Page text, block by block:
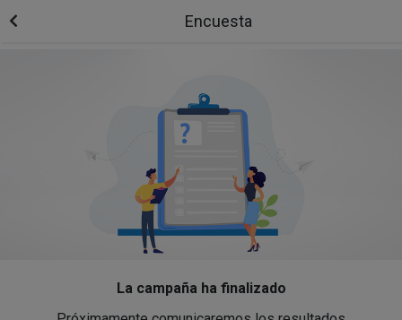
Encuesta
La campaña ha finalizado